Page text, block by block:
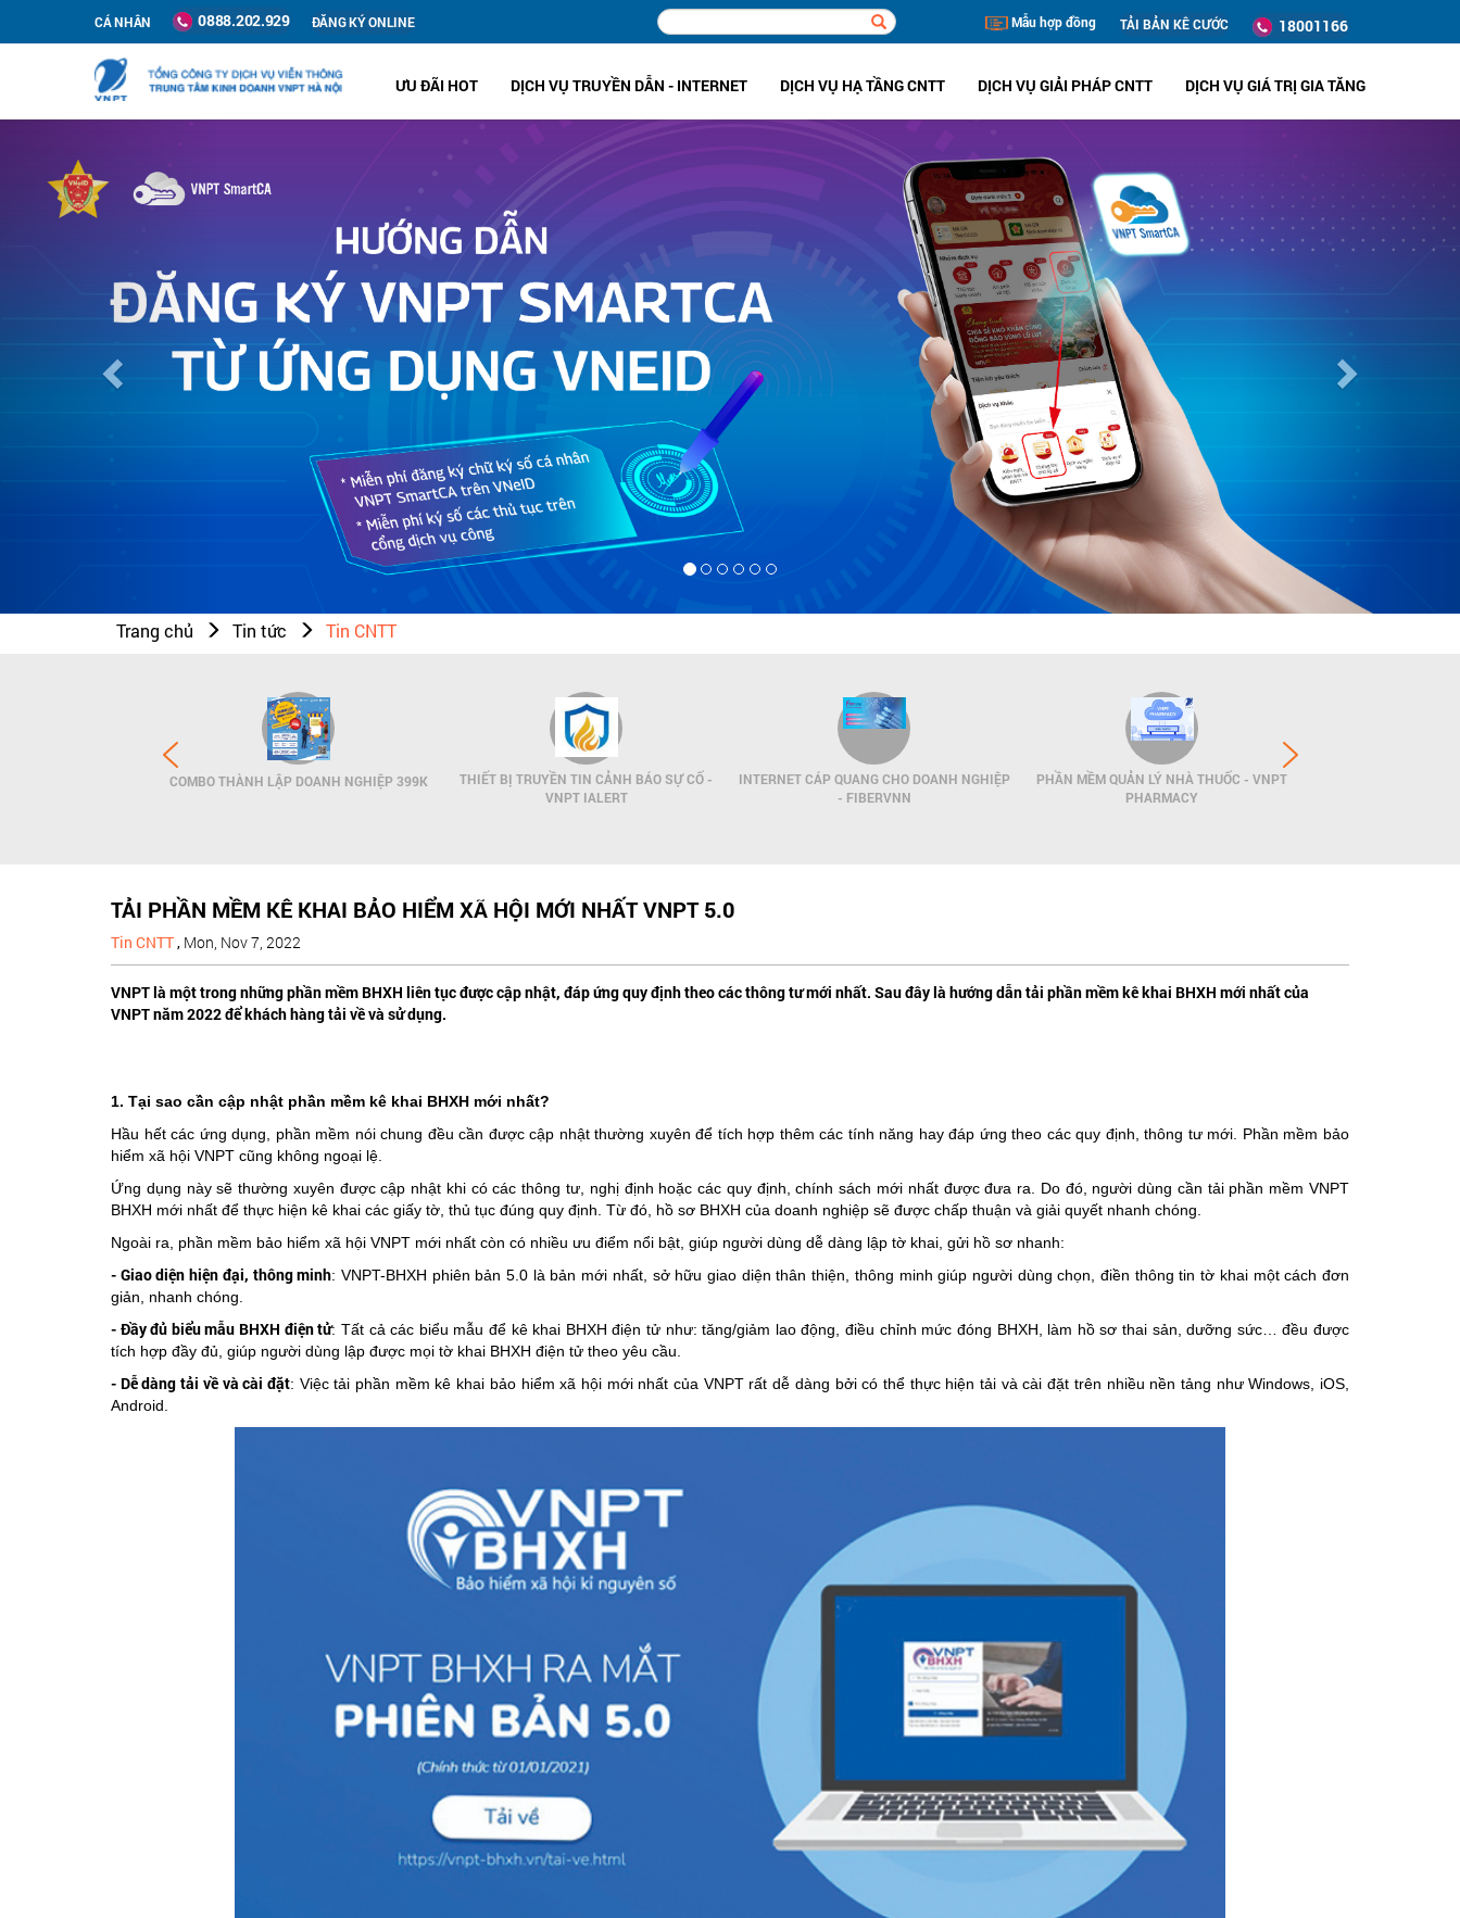
CÁ NHÂN 0888.202.929 ĐĂNG KÝ ONLINE Mẫu hợp đồng TẢI BẢN KÊ CƯỚC 18001166
ƯU ĐÃI HOT DỊCH VỤ TRUYỀN DẪN - INTERNET DỊCH VỤ HẠ TẦNG CNTT DỊCH VỤ GIẢI PHÁP CNTT DỊCH VỤ GIÁ TRỊ GIA TĂNG
Trang chủ Tin tức Tin CNTT
COMBO THÀNH LẬP DOANH NGHIỆP 399K
THIẾT BỊ TRUYỀN TIN CẢNH BÁO SỰ CỐ -
VNPT IALERT
INTERNET CÁP QUANG CHO DOANH NGHIỆP
- FIBERVNN
PHẦN MỀM QUẢN LÝ NHÀ THUỐC - VNPT
PHARMACY
TẢI PHẦN MỀM KÊ KHAI BẢO HIỂM XÃ HỘI MỚI NHẤT VNPT 5.0
Tin CNTT, Mon, Nov 7, 2022
VNPT là một trong những phần mềm BHXH liên tục được cập nhật, đáp ứng quy định theo các thông tư mới nhất. Sau đây là hướng dẫn tải phần mềm kê khai BHXH mới nhất của
VNPT năm 2022 để khách hàng tải về và sử dụng.
1. Tại sao cần cập nhật phần mềm kê khai BHXH mới nhất?
Hầu hết các ứng dụng, phần mềm nói chung đều cần được cập nhật thường xuyên để tích hợp thêm các tính năng hay đáp ứng theo các quy định, thông tư mới. Phần mềm bảo
hiểm xã hội VNPT cũng không ngoại lệ.
Ứng dụng này sẽ thường xuyên được cập nhật khi có các thông tư, nghị định hoặc các quy định, chính sách mới nhất được đưa ra. Do đó, người dùng cần tải phần mềm VNPT
BHXH mới nhất để thực hiện kê khai các giấy tờ, thủ tục đúng quy định. Từ đó, hồ sơ BHXH của doanh nghiệp sẽ được chấp thuận và giải quyết nhanh chóng.
Ngoài ra, phần mềm bảo hiểm xã hội VNPT mới nhất còn có nhiều ưu điểm nổi bật, giúp người dùng dễ dàng lập tờ khai, gửi hồ sơ nhanh:
- Giao diện hiện đại, thông minh: VNPT-BHXH phiên bản 5.0 là bản mới nhất, sở hữu giao diện thân thiện, thông minh giúp người dùng chọn, điền thông tin tờ khai một cách đơn
giản, nhanh chóng.
- Đầy đủ biểu mẫu BHXH điện tử: Tất cả các biểu mẫu để kê khai BHXH điện tử như: tăng/giảm lao động, điều chỉnh mức đóng BHXH, làm hồ sơ thai sản, dưỡng sức… đều được
tích hợp đầy đủ, giúp người dùng lập được mọi tờ khai BHXH điện tử theo yêu cầu.
- Dễ dàng tải về và cài đặt: Việc tải phần mềm kê khai bảo hiểm xã hội mới nhất của VNPT rất dễ dàng bởi có thể thực hiện tải và cài đặt trên nhiều nền tảng như Windows, iOS,
Android.